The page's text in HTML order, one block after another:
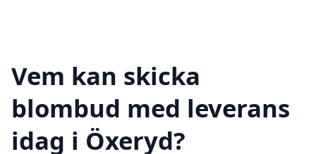
Vem kan skicka
blombud med leverans
idag i Öxeryd?